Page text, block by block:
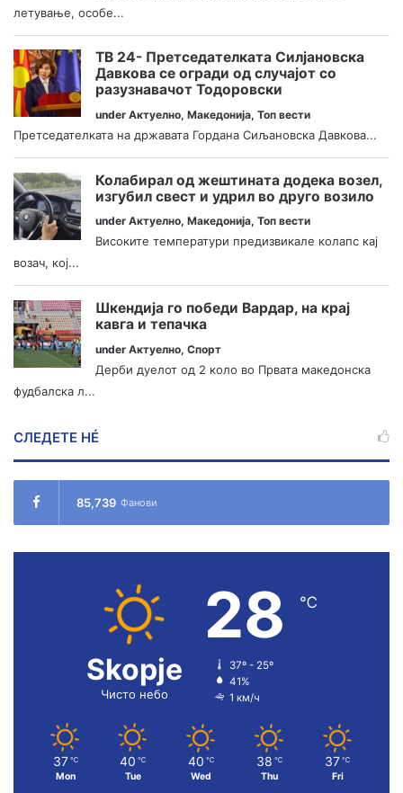
летување, особе...
ТВ 24- Претседателката Силјановска
Давкова се огради од случајот со
разузнавачот Тодоровски
under Актуелно, Македонија, Топ вести
Претседателката на државата Гордана Сиљановска Давкова...
Колабирал од жештината додека возел,
изгубил свест и удрил во друго возило
under Актуелно, Македонија, Топ вести
Високите температури предизвикале колапс кај
возач, кој...
Шкендија го победи Вардар, на крај
кавга и тепачка
under Актуелно, Спорт
Дерби дуелот од 2 коло во Првата македонска
фудбалска л...
СЛЕДЕТЕ НÉ
85,739 Фанови
Skopje
Чисто небо
28 ℃
37º - 25º
41%
1 км/ч
37 ℃
Mon
40 ℃
Tue
40 ℃
Wed
38 ℃
Thu
37 ℃
Fri